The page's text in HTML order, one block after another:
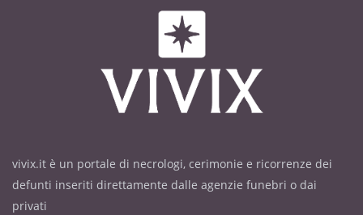
vivix.it è un portale di necrologi, cerimonie e ricorrenze dei
defunti inseriti direttamente dalle agenzie funebri o dai
privati